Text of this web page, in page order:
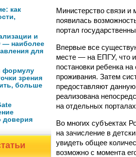
как
и
— наиболее
для
формулу
зрения
больше
доверия
Министерство связи и
появилась
портал
Впервые все
месте — на ЕПГУ, что
постановки ребенка
проживания. Затем
предоставляют
реализована
на отдельных
Во многих субъектах
на зачисление в
увидеть общее
возможно с момента